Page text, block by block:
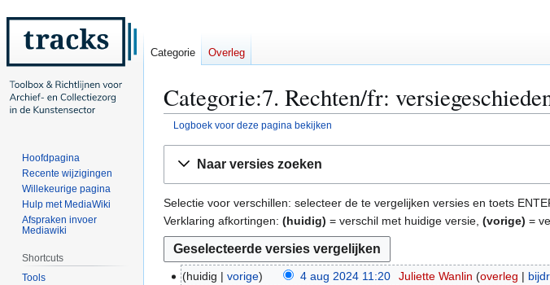
Categorie:7. Rechten/fr:
Logboek voor deze pagina bekijken
navigatie
zoekenNaar versies zoeken
Selectie voor verschillen: selecteer de te vergelijken versies en toets
Verklaring afkortingen: (huidig) = verschil met huidige versie, (vorige) =
huidig vorige 4 aug 2024 11:20 Juliette Wanlin overleg
Categorie Overleg
Hoofdpagina
Recente wijzigingen
Willekeurige pagina
Hulp met MediaWiki
Afspraken invoer
Mediawiki
Shortcuts
Tools